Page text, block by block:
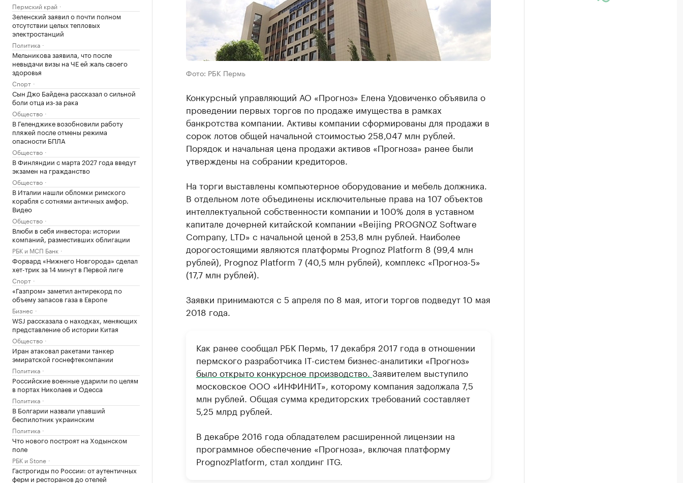
Пермский край
Зеленский заявил о почти полном
отсутствии целых тепловых
электростанций
Политика
Мельникова заявила, что после
невыдачи визы на ЧЕ ей жаль своего
здоровья
Спорт
Сын Джо Байдена рассказал о сильной
боли отца из-за рака
Общество
В Геленджике возобновили работу
пляжей после отмены режима
опасности БПЛА
Общество
В Финляндии с марта 2027 года введут
экзамен на гражданство
Общество
В Италии нашли обломки римского
корабля с сотнями античных амфор.
Видео
Общество
Влюби в себя инвестора: истории
компаний, разместивших облигации
РБК и МСП Банк
Форвард «Нижнего Новгорода» сделал
хет-трик за 14 минут в Первой лиге
Спорт
«Газпром» заметил антирекорд по
объему запасов газа в Европе
Бизнес
WSJ рассказала о находках, меняющих
представление об истории Китая
Общество
Иран атаковал ракетами танкер
эмиратской госнефтекомпании
Политика
Российские военные ударили по целям
в портах Николаев и Одесса
Политика
В Болгарии назвали упавший
беспилотник украинским
Политика
Что нового построят на Ходынском
поле
РБК и Stone
Гастрогиды по России: от аутентичных
ферм и ресторанов до отелей
Фото: РБК Пермь
Конкурсный управляющий АО «Прогноз» Елена Удовиченко объявила о
проведении первых торгов по продаже имущества в рамках
банкротства компании. Активы компании сформированы для продажи в
сорок лотов общей начальной стоимостью 258,047 млн рублей.
Порядок и начальная цена продажи активов «Прогноза» ранее были
утверждены на собрании кредиторов.
На торги выставлены компьютерное оборудование и мебель должника.
В отдельном лоте объединены исключительные права на 107 объектов
интеллектуальной собственности компании и 100% доля в уставном
капитале дочерней китайской компании «Beijing PROGNOZ Software
Company, LTD» с начальной ценой в 253,8 млн рублей. Наиболее
дорогостоящими являются платформы Prognoz Platform 8 (99,4 млн
рублей), Prognoz Platform 7 (40,5 млн рублей), комплекс «Прогноз-5»
(17,7 млн рублей).
Заявки принимаются с 5 апреля по 8 мая, итоги торгов подведут 10 мая
2018 года.
Как ранее сообщал РБК Пермь, 17 декабря 2017 года в отношении
пермского разработчика IT-систем бизнес-аналитики «Прогноз»
было открыто конкурсное производство. Заявителем выступило
московское ООО «ИНФИНИТ», которому компания задолжала 7,5
млн рублей. Общая сумма кредиторских требований составляет
5,25 млрд рублей.
В декабре 2016 года обладателем расширенной лицензии на
программное обеспечение «Прогноза», включая платформу
PrognozPlatform, стал холдинг ITG.